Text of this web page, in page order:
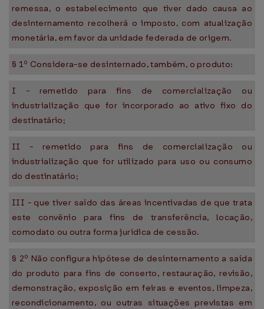
remessa, o estabelecimento que tiver dado causa ao
desinternamento recolherá o imposto, com atualização
monetária, em favor da unidade federada de origem.
§ 1º Considera-se desinternado, também, o produto:
I - remetido para fins de comercialização ou
industrialização que for incorporado ao ativo fixo do
destinatário;
II - remetido para fins de comercialização ou
industrialização que for utilizado para uso ou consumo
do destinatário;
III - que tiver saído das áreas incentivadas de que trata
este convênio para fins de transferência, locação,
comodato ou outra forma jurídica de cessão.
§ 2º Não configura hipótese de desinternamento a saída
do produto para fins de conserto, restauração, revisão,
demonstração, exposição em feiras e eventos, limpeza,
recondicionamento, ou outras situações previstas em